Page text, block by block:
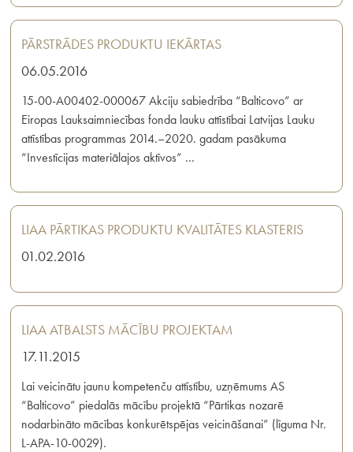
PĀRSTRĀDES PRODUKTU IEKĀRTAS
06.05.2016
15-00-A00402-000067 Akciju sabiedrība “Balticovo” ar
Eiropas Lauksaimniecības fonda lauku attīstībai Latvijas Lauku
attīstības programmas 2014.–2020. gadam pasākuma
“Investīcijas materiālajos aktīvos” …
LIAA PĀRTIKAS PRODUKTU KVALITĀTES KLASTERIS
01.02.2016
LIAA ATBALSTS MĀCĪBU PROJEKTAM
17.11.2015
Lai veicinātu jaunu kompetenču attīstību, uzņēmums AS
“Balticovo” piedalās mācību projektā “Pārtikas nozarē
nodarbināto mācības konkurētspējas veicināšanai” (līguma Nr.
L-APA-10-0029).